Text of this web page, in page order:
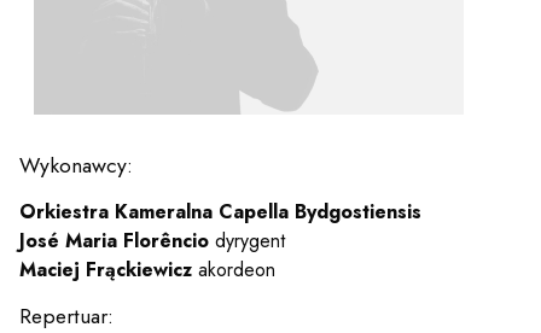
sal
Wykonawcy:
Orkiestra Kameralna Capella Bydgostiensis
José Maria Florêncio dyrygent
Maciej Frąckiewicz akordeon
Repertuar: